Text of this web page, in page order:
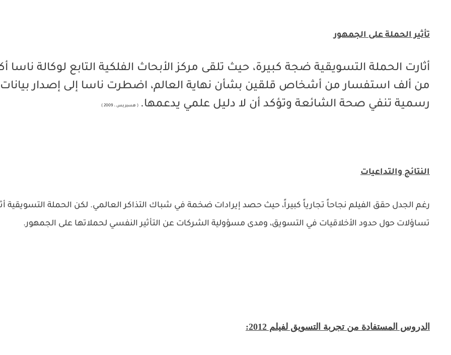
تأثير الحملة على الجمهور
أثارت الحملة التسويقية ضجة كبيرة، حيث تلقى مركز الأبحاث الفلكية التابع لوكالة ناسا
من ألف استفسار من أشخاص قلقين بشأن نهاية العالم، اضطرت ناسا إلى إصدار بيانات
رسمية تنفي صحة الشائعة وتؤكد أن لا دليل علمي يدعمها.
( هسبريس ، 2009 )
النتائج والتداعيات
رغم الجدل حقق الفيلم نجاحاً تجارياً كبيراً، حيث حصد إيرادات ضخمة في شباك التذاكر العالمي. لكن الحملة التسويقية
تساؤلات حول حدود الأخلاقيات في التسويق، ومدى مسؤولية الشركات عن التأثير النفسي لحملاتها على الجمهور.
الدروس المستفادة من تجربة التسويق لفيلم 2012: